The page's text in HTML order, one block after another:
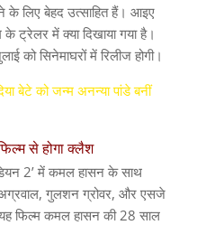
के लिए बेहद उत्साहित हैं। आइए
ट्रेलर में क्या दिखाया गया है।
को सिनेमाघरों में रिलीज होगी।
बेटे को जन्म अनन्या पांडे बनीं
से होगा क्लैश
2’ में कमल हासन के साथ
अग्रवाल, गुलशन ग्रोवर, और एसजे
फिल्म कमल हासन की 28 साल